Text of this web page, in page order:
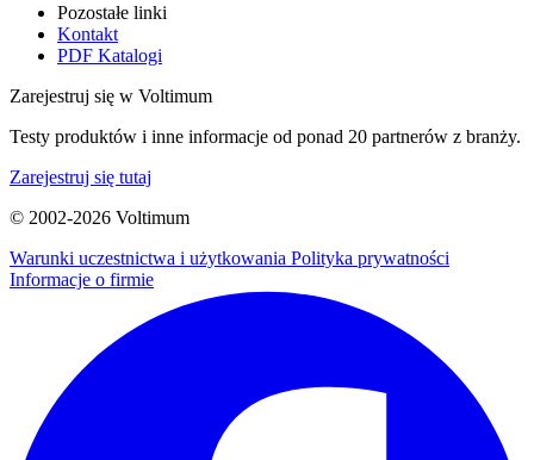
Pozostałe linki
Kontakt
PDF Katalogi
Zarejestruj się w Voltimum
Testy produktów i inne informacje od ponad 20 partnerów z branży.
Zarejestruj się tutaj
© 2002-2026 Voltimum
Warunki uczestnictwa i użytkowania Polityka prywatności
Informacje o firmie